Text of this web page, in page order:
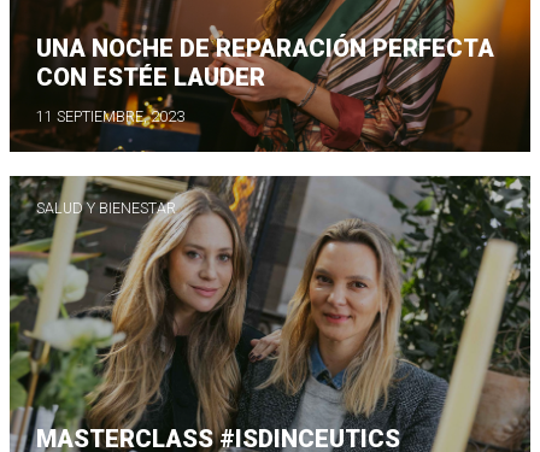
UNA NOCHE DE REPARACIÓN PERFECTA
CON ESTÉE LAUDER
11 SEPTIEMBRE, 2023
SALUD Y BIENESTAR
MASTERCLASS #ISDINCEUTICS